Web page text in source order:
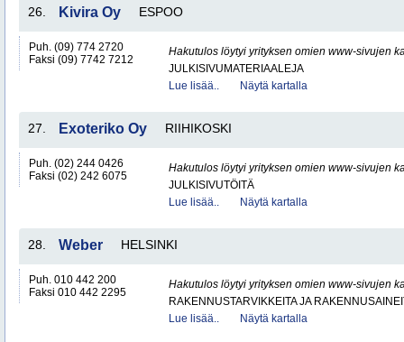
26. Kivira Oy ESPOO
Puh. (09) 774 2720
Faksi (09) 7742 7212
Hakutulos löytyi yrityksen omien www-sivujen
JULKISIVUMATERIAALEJA
Lue lisää..
Näytä kartalla
27. Exoteriko Oy RIIHIKOSKI
Puh. (02) 244 0426
Faksi (02) 242 6075
Hakutulos löytyi yrityksen omien www-sivujen
JULKISIVUTÖITÄ
Lue lisää..
Näytä kartalla
28. Weber HELSINKI
Puh. 010 442 200
Faksi 010 442 2295
Hakutulos löytyi yrityksen omien www-sivujen
RAKENNUSTARVIKKEITA JA
Lue lisää..
Näytä kartalla